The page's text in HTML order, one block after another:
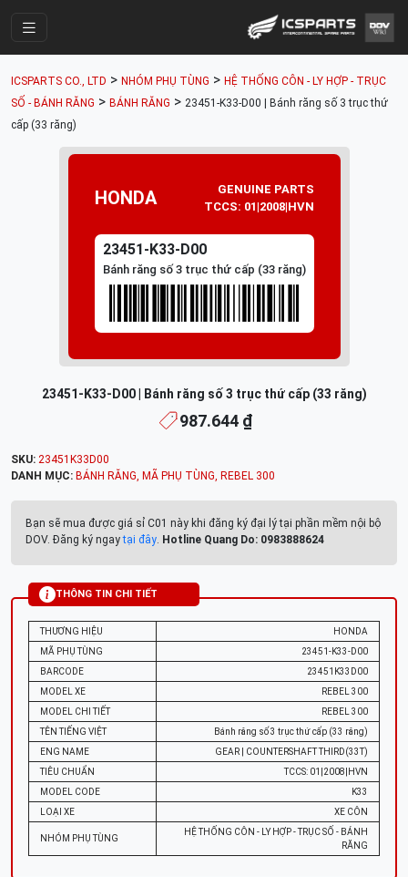
Cửa Hàng
Nhóm Phụ Tùng
Tài khoản
ICSPARTS CO., LTD > NHÓM PHỤ TÙNG > HỆ THỐNG CÔN - LY HỢP - TRỤC
SỐ - BÁNH RĂNG > BÁNH RĂNG > 23451-K33-D00 | Bánh răng số 3 trục thứ
cấp (33 răng)
HONDA
GENUINE PARTS
TCCS: 01|2008|HVN
23451-K33-D00
Bánh răng số 3 trục thứ cấp (33 răng)
23451-K33-D00 | Bánh răng số 3 trục thứ cấp (33 răng)
987.644 ₫
SKU: 23451K33D00
DANH MỤC: BÁNH RĂNG, MÃ PHỤ TÙNG, REBEL 300
Bạn sẽ mua được giá sỉ C01 này khi đăng ký đại lý tại phần mềm nội bộ
DOV. Đăng ký ngaytại đây. Hotline Quang Do: 0983888624
THÔNG TIN CHI TIẾT
THƯƠNG HIỆU
HONDA
MÃ PHỤ TÙNG
23451-K33-D00
BARCODE
23451K33D00
MODEL XE
REBEL 300
MODEL CHI TIẾT
REBEL 300
TÊN TIẾNG VIỆT
Bánh răng số 3 trục thứ cấp (33 răng)
ENG NAME
GEAR | COUNTERSHAFT THIRD(33T)
TIÊU CHUẨN
TCCS: 01|2008|HVN
MODEL CODE
K33
LOẠI XE
XE CÔN
NHÓM PHỤ TÙNG
HỆ THỐNG CÔN - LY HỢP - TRỤC SỐ - BÁNH
RĂNG